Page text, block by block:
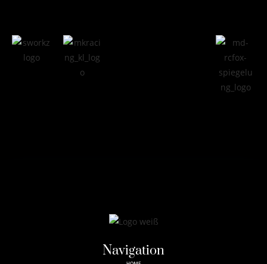
Navigation